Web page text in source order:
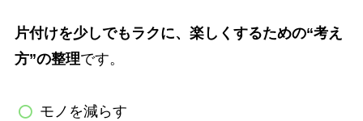
片付けを少しでもラクに、楽しくするための“考え
方”の整理です。
モノを減らす